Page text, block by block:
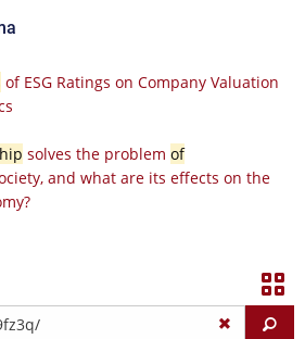
of ESG Ratings on Company Valuation
solves the problem of
and what are its effects on the